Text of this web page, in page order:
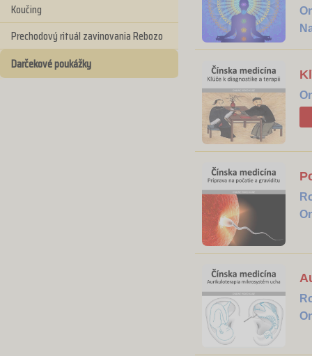
Koučing
Prechodový rituál zavinovania Rebozo
Darčekové poukážky